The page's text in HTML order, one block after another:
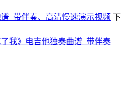
_带伴奏、高清慢速演示视频 下
我》电吉他独奏曲谱_带伴奏